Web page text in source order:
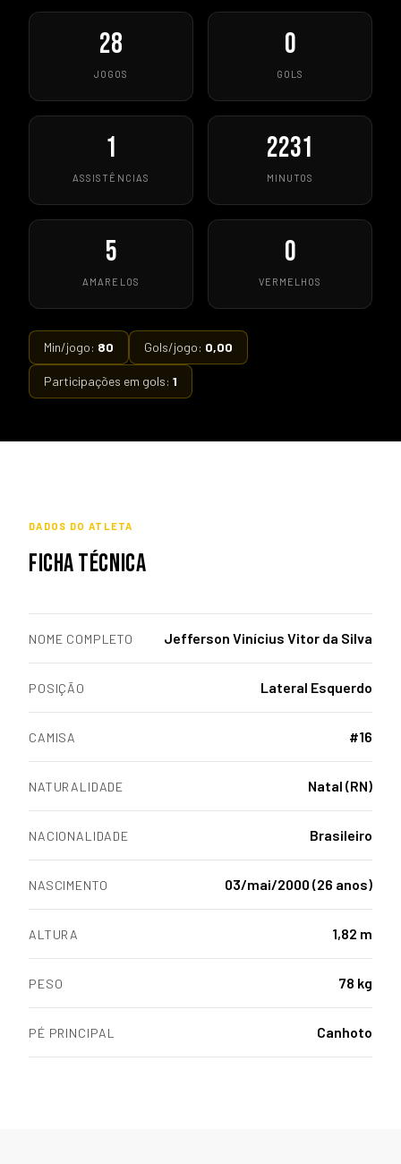
28
JOGOS
0
GOLS
1
ASSISTÊNCIAS
2231
MINUTOS
5
AMARELOS
0
VERMELHOS
Min/jogo: 80 Gols/jogo: 0,00
Participações em gols: 1
DADOS DO ATLETA
FICHA TÉCNICA
NOME COMPLETO Jefferson Vinícius Vitor da Silva
POSIÇÃO Lateral Esquerdo
CAMISA #16
NATURALIDADE Natal (RN)
NACIONALIDADE Brasileiro
NASCIMENTO 03/mai/2000 (26 anos)
ALTURA 1,82 m
PESO 78 kg
PÉ PRINCIPAL Canhoto